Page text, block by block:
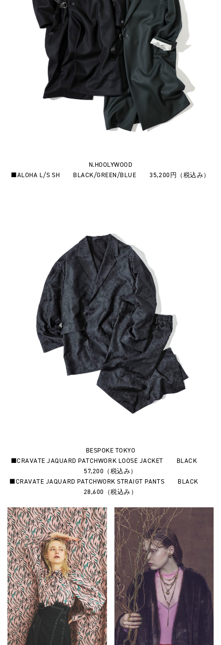
N.HOOLYWOOD
■ALOHA L/S SH BLACK/GREEN/BLUE 35,200円（税込み）
BESPOKE TOKYO
■CRAVATE JAQUARD PATCHWORK LOOSE JACKET BLACK
57,200（税込み）
■CRAVATE JAQUARD PATCHWORK STRAIGT PANTS BLACK
28,600（税込み）